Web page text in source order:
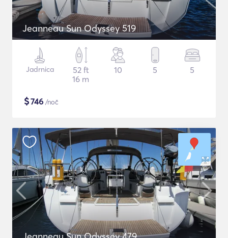
Jeanneau Sun Odyssey 519
Jadrnica
52 ft
16 m
10 5 5
$746 /noč